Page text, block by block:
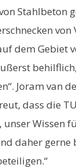
Stahlbeton
von
dem Gebiet
Joram van
dass die
unser
daher gerne